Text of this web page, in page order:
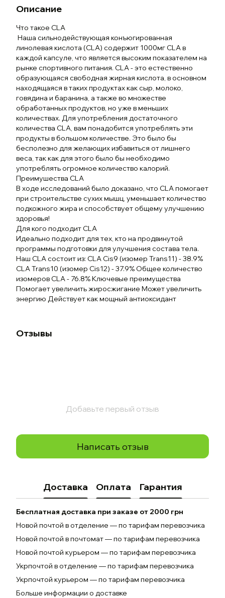
Описание
Что такое СLA
Наша сильнодействующая конъюгированная
линолевая кислота (CLA) содержит 1000мг CLA в
каждой капсуле, что является высоким показателем на
рынке спортивного питания. CLA - это естественно
образующаяся свободная жирная кислота, в основном
находящаяся в таких продуктах как сыр, молоко,
говядина и баранина, а также во множестве
обработанных продуктов, но уже в меньших
количествах. Для употребления достаточного
количества CLA, вам понадобится употреблять эти
продукты в большом количестве. Это было бы
бесполезно для желающих избавиться от лишнего
веса, так как для этого было бы необходимо
употреблять огромное количество калорий.
Преимушества СLA
В ходе исследований было доказано, что CLA помогает
при строительстве сухих мышц, уменьшает количество
подкожного жира и способствует общему улучшению
здоровья!
Для кого подходит CLA
Идеально подходит для тех, кто на продвинутой
программы подготовки для улучшения состава тела.
Наш CLA состоит из: CLA Cis9 (изомер Trans11) - 38.9%
CLA Trans10 (изомер Cis12) - 37.9% Общее количество
изомеров CLA - 76.8% Ключевые преимущества
Помогает увеличить жиросжигание Может увеличить
энергию Действует как мощный антиоксидант
Отзывы
Добавьте первый отзыв
Написать отзыв
Доставка Оплата Гарантия
Бесплатная доставка при заказе от 2000 грн
Новой почтой в отделение — по тарифам перевозчика
Новой почтой в почтомат — по тарифам перевозчика
Новой почтой курьером — по тарифам перевозчика
Укрпочтой в отделение — по тарифам перевозчика
Укрпочтой курьером — по тарифам перевозчика
Больше информации о доставке